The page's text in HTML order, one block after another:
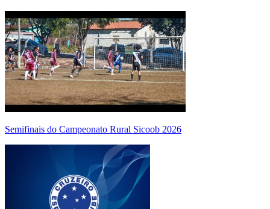
Semifinais do Campeonato Rural Sicoob 2026